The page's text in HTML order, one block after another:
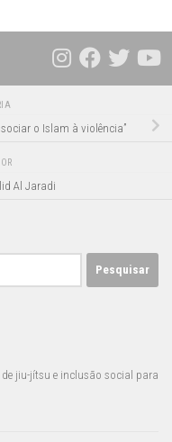
o Islam à violência”
Al Jaradi
de jiu-jítsu e inclusão social para